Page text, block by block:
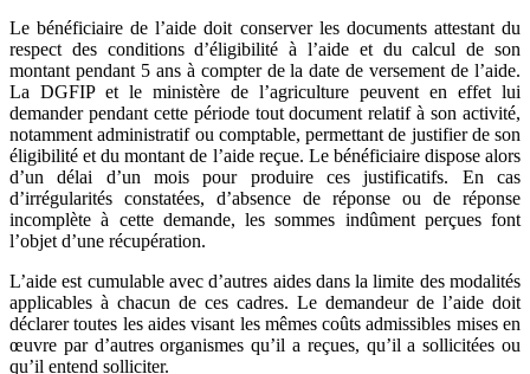
Le bénéficiaire de l’aide doit conserver les documents attestant du
respect des conditions d’éligibilité à l’aide et du calcul de son
montant pendant 5 ans à compter de la date de versement de l’aide.
La DGFIP et le ministère de l’agriculture peuvent en effet lui
demander pendant cette période tout document relatif à son activité,
notamment administratif ou comptable, permettant de justifier de son
éligibilité et du montant de l’aide reçue. Le bénéficiaire dispose alors
d’un délai d’un mois pour produire ces justificatifs. En cas
d’irrégularités constatées, d’absence de réponse ou de réponse
incomplète à cette demande, les sommes indûment perçues font
l’objet d’une récupération.
L’aide est cumulable avec d’autres aides dans la limite des modalités
applicables à chacun de ces cadres. Le demandeur de l’aide doit
déclarer toutes les aides visant les mêmes coûts admissibles mises en
œuvre par d’autres organismes qu’il a reçues, qu’il a sollicitées ou
qu’il entend solliciter.